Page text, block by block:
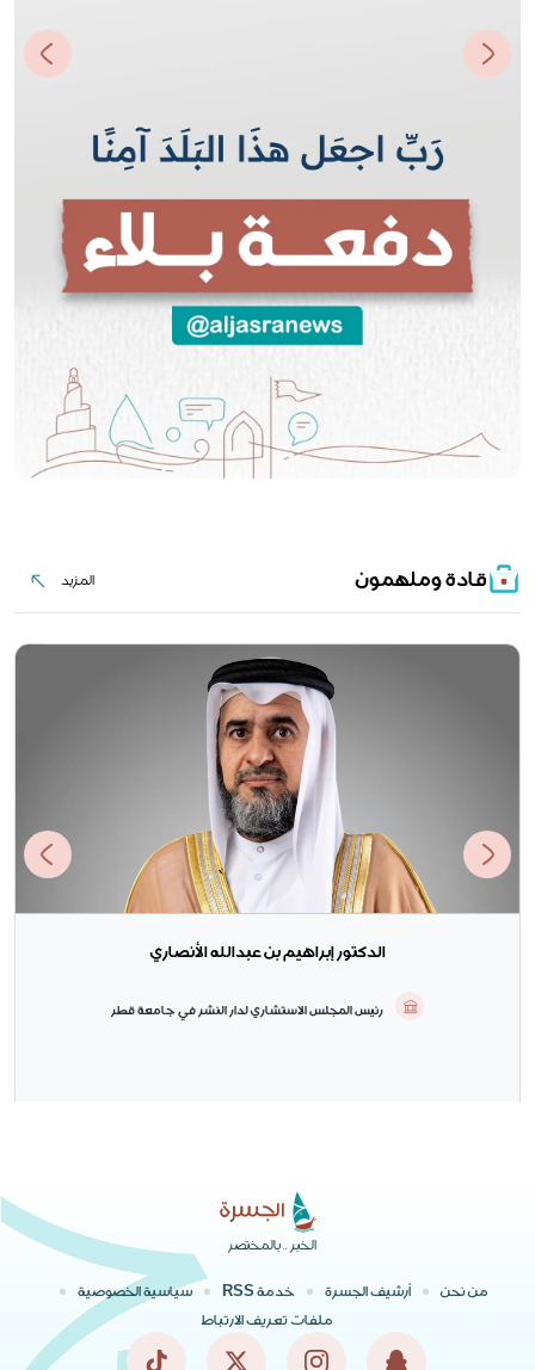
قادة وملهمون
المزيد
المزيد
الدكتور إبراهيم بن عبدالله الأنصاري
رئيس المجلس الاستشاري لدار النشر في جامعة قطر
الخبر .. بالمختصر
من نحن أرشيف الجسرة خدمة RSS
سياسية الخصوصية
ملفات تعريف الارتباط